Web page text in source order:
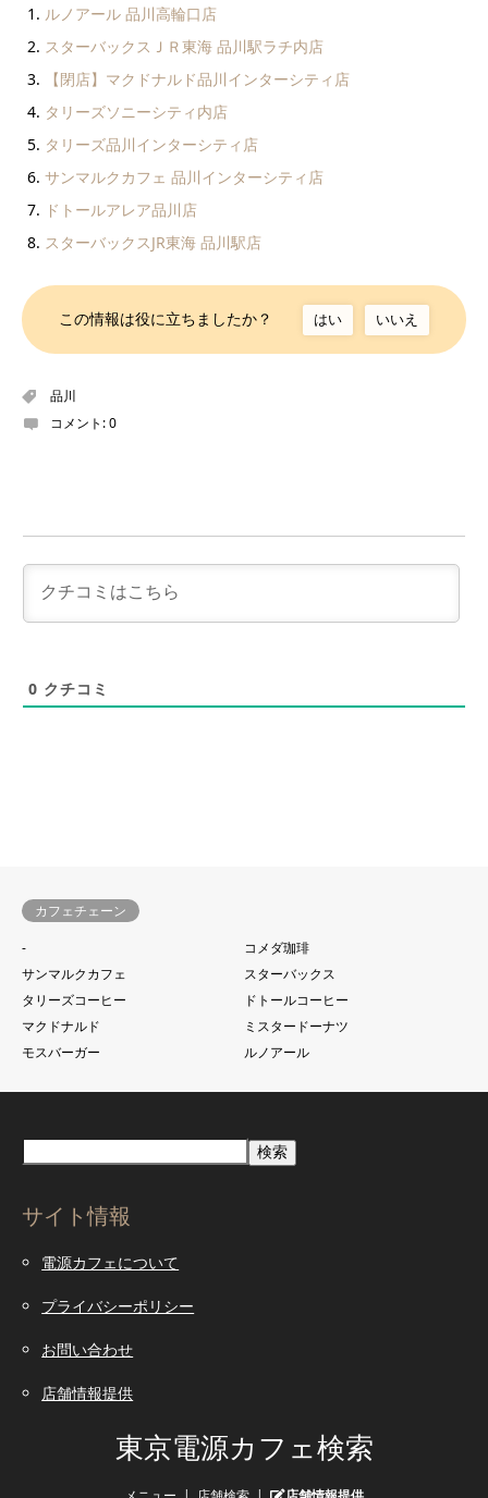
ルノアール 品川高輪口店
スターバックスＪＲ東海 品川駅ラチ内店
【閉店】マクドナルド品川インターシティ店
タリーズソニーシティ内店
タリーズ品川インターシティ店
サンマルクカフェ 品川インターシティ店
ドトールアレア品川店
スターバックスJR東海 品川駅店
この情報は役に立ちましたか？ はい いいえ
品川
コメント:0
0 クチコミ
カフェチェーン
-
コメダ珈琲
サンマルクカフェ
スターバックス
タリーズコーヒー
ドトールコーヒー
マクドナルド
ミスタードーナツ
モスバーガー
ルノアール
検索
サイト情報
電源カフェについて
プライバシーポリシー
お問い合わせ
店舗情報提供
東京電源カフェ検索